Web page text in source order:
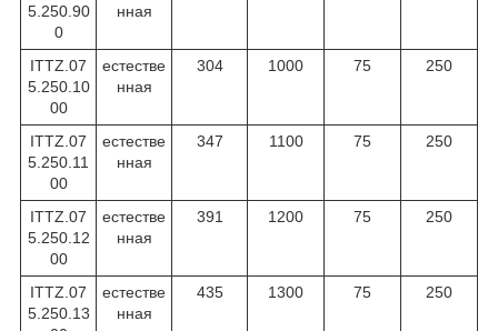
5.250.90
0
нная
ITTZ.07
5.250.10
00
естестве
нная
304 1000 75 250
ITTZ.07
5.250.11
00
естестве
нная
347 1100 75 250
ITTZ.07
5.250.12
00
естестве
нная
391 1200 75 250
ITTZ.07
5.250.13
естестве
нная
435 1300 75 250